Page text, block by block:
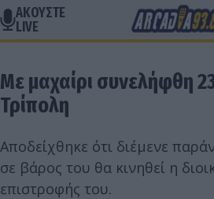
ΑΚΟΥΣΤΕ
LIVE
Με μαχαίρι συνελήφθη
Τρίπολη
Αποδείχθηκε ότι διέμενε
σε βάρος του θα κινηθεί η
επιστροφής του.